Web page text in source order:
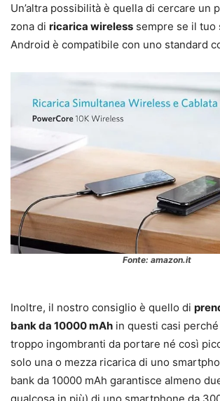
Un’altra possibilità è quella di cercare un
zona di ricarica wireless sempre se il tuo
Android è compatibile con uno standard
Fonte: amazon.it
Inoltre, il nostro consiglio è quello di
bank da 10000 mAh in questi casi
troppo ingombranti da portare né così
solo una o mezza ricarica di uno
bank da 10000 mAh garantisce almeno